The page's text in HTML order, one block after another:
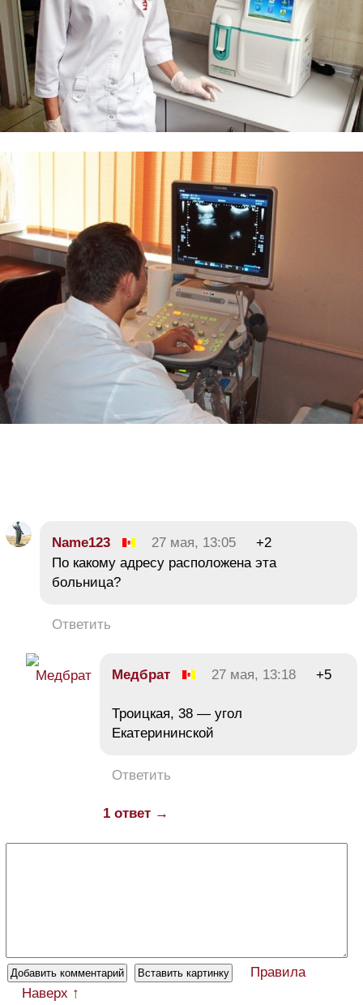
Name123 27 мая, 13:05
+2
По какому адресу расположена эта
больница?
Ответить
Медбрат 27 мая, 13:18 +5
Троицкая, 38 — угол
Екатерининской
Ответить
1 ответ →
Правила
Наверх ↑